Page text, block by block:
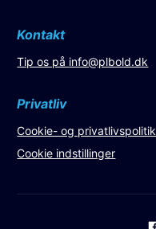
Kontakt
Tip os på info@plbold.dk
Privatliv
Cookie- og privatlivspolitik
Cookie indstillinger